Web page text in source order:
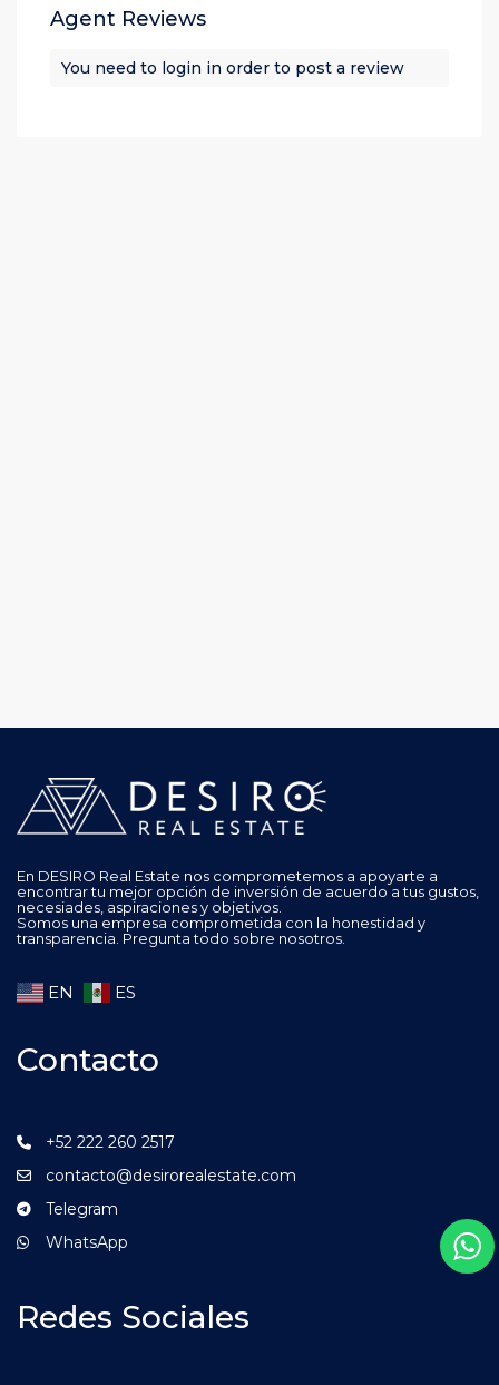
Agent Reviews
You need to login in order to post a review
En DESIRO Real Estate nos comprometemos a apoyarte a
encontrar tu mejor opción de inversión de acuerdo a tus gustos,
necesiades, aspiraciones y objetivos.
Somos una empresa comprometida con la honestidad y
transparencia. Pregunta todo sobre nosotros.
EN ES
Contacto
+52 222 260 2517
contacto@desirorealestate.com
Telegram
WhatsApp
Redes Sociales